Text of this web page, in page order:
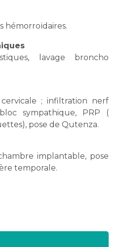
hémorroïdaires.
lavage broncho
; infiltration nerf
sympathique, PRP (
pose de Qutenza.
implantable, pose
temporale.